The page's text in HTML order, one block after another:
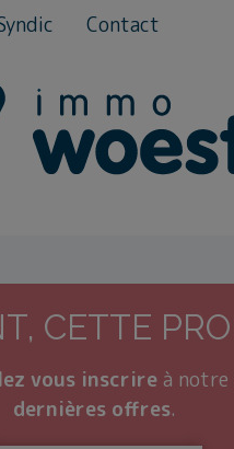
Contact
CETTE
vous inscrireà notre
dernières offres.